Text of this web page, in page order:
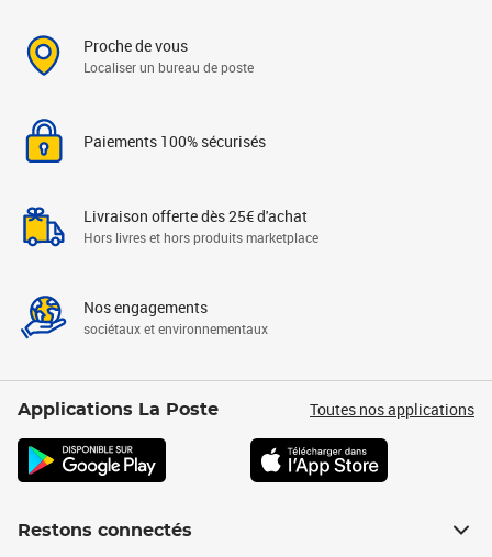
Proche de vous
Localiser un bureau de poste
Paiements 100% sécurisés
Livraison offerte dès 25€ d'achat
Hors livres et hors produits marketplace
Nos engagements
sociétaux et environnementaux
Applications La Poste Toutes nos applications
Restons connectés